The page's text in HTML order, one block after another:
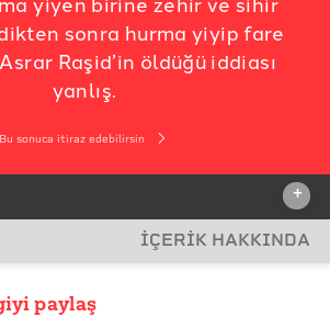
sonra hurma yiyip fare
Raşid’in öldüğü iddiası
yanlış.
Bu sonuca itiraz edebilirsin
+
İÇERİK HAKKINDA
paylaş